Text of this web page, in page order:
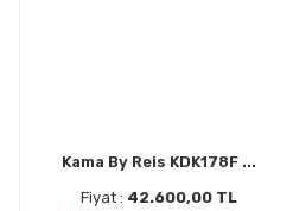
Kama By Reis KDK178F ...
Fiyat : 42.600,00 TL